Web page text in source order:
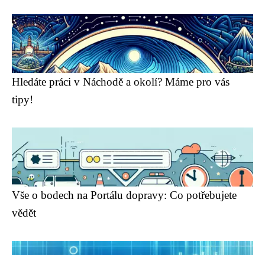
Hledáte práci v Náchodě a okolí? Máme pro vás
tipy!
Vše o bodech na Portálu dopravy: Co potřebujete
vědět